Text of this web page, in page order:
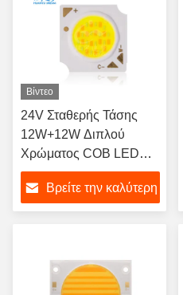
Βίντεο
24V Σταθερής Τάσης
12W+12W Διπλού
Χρώματος COB LED
Ιδανικό για
Επαγγελματικά
Φωτιστικά Έργα
Βρείτε την καλύτερη